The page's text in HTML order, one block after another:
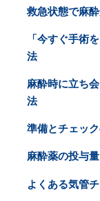
救急状態で麻
「今すぐ手術
法
麻酔時に立ち
法
準備とチェッ
麻酔薬の投与
よくある気管